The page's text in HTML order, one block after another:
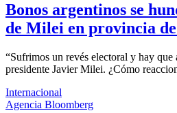
Bonos argentinos se
de Milei en provincia
“Sufrimos un revés electoral y hay que
presidente Javier Milei. ¿Cómo
Internacional
Agencia Bloomberg